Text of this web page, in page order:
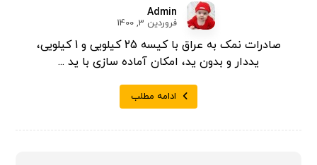
Admin
فروردین 3, 1400
صادرات نمک به عراق با کیسه 25 کیلویی و 1 کیلویی،
یددار و بدون ید، امکان آماده سازی با ید ...
ادامه مطلب